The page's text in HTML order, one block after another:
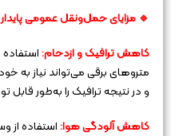
🔹 مزایای حمل‌ونقل عمومی
کاهش ترافیک و ازدحام:استفاده
متروهای برقی می‌تواند نیاز
و در نتیجه ترافیک را به‌طور
کاهش آلودگی هوا:استفاده از